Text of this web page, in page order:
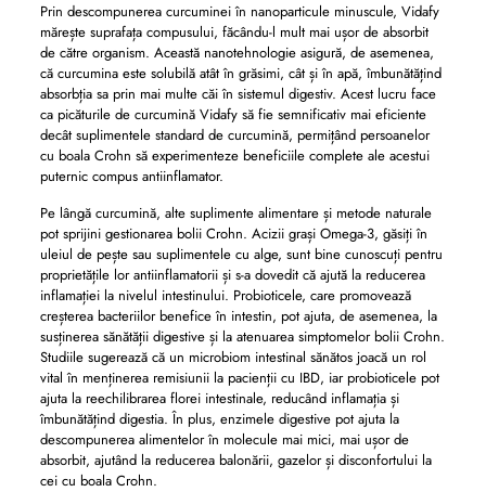
Prin descompunerea curcuminei în nanoparticule minuscule, Vidafy
mărește suprafața compusului, făcându-l mult mai ușor de absorbit
de către organism. Această nanotehnologie asigură, de asemenea,
că curcumina este solubilă atât în ​​grăsimi, cât și în apă, îmbunătățind
absorbția sa prin mai multe căi în sistemul digestiv. Acest lucru face
ca picăturile de curcumină Vidafy să fie semnificativ mai eficiente
decât suplimentele standard de curcumină, permițând persoanelor
cu boala Crohn să experimenteze beneficiile complete ale acestui
puternic compus antiinflamator.
Pe lângă curcumină, alte suplimente alimentare și metode naturale
pot sprijini gestionarea bolii Crohn. Acizii grași Omega-3, găsiți în
uleiul de pește sau suplimentele cu alge, sunt bine cunoscuți pentru
proprietățile lor antiinflamatorii și s-a dovedit că ajută la reducerea
inflamației la nivelul intestinului. Probioticele, care promovează
creșterea bacteriilor benefice în intestin, pot ajuta, de asemenea, la
susținerea sănătății digestive și la atenuarea simptomelor bolii Crohn.
Studiile sugerează că un microbiom intestinal sănătos joacă un rol
vital în menținerea remisiunii la pacienții cu IBD, iar probioticele pot
ajuta la reechilibrarea florei intestinale, reducând inflamația și
îmbunătățind digestia. În plus, enzimele digestive pot ajuta la
descompunerea alimentelor în molecule mai mici, mai ușor de
absorbit, ajutând la reducerea balonării, gazelor și disconfortului la
cei cu boala Crohn.